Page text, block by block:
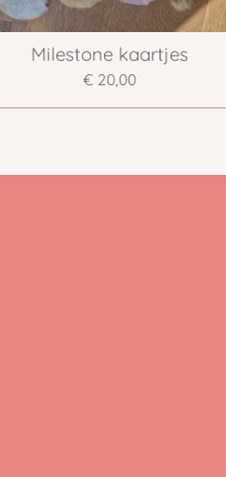
Milestone kaartjes
€ 20,00